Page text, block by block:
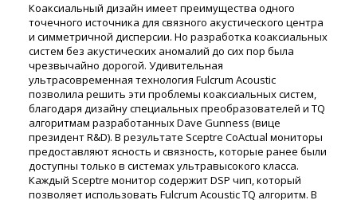
Коаксиальный дизайн имеет преимущества одного
точечного источника для связного акустического центра
и симметричной дисперсии. Но разработка коаксиальных
систем без акустических аномалий до сих пор была
чрезвычайно дорогой. Удивительная
ультрасовременная технология Fulcrum Acoustic
позволила решить эти проблемы коаксиальных систем,
благодаря дизайну специальных преобразователей и TQ
алгоритмам разработанных Dave Gunness (вице
президент R&D). В результате Sceptre CoActual мониторы
предоставляют ясность и связность, которые ранее были
доступны только в системах ультравысокого класса.
Каждый Sceptre монитор содержит DSP чип, который
позволяет использовать Fulcrum Acoustic TQ алгоритм. В